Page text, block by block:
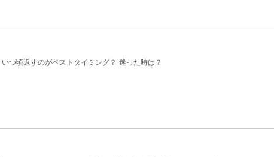
つ頃返すのがベストタイミング？ 迷った時は？